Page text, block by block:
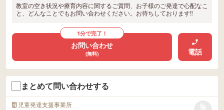
教室の空き状況や療育内容に関するご質問、お子様のご発達で心配なこ
と、どんなことでもお問い合わせください。お待ちしております‼
1分で完了！
お問い合わせ
(無料) 電話
まとめて問い合わせする
児童発達支援事業所